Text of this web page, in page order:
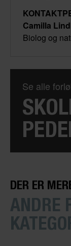
Camilla
Biolog og
Se alle
DER ER
ANDRE